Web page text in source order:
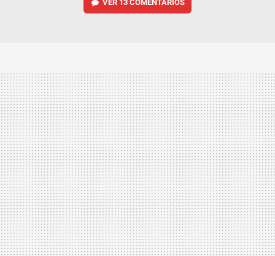
VER 13 COMENTARIOS